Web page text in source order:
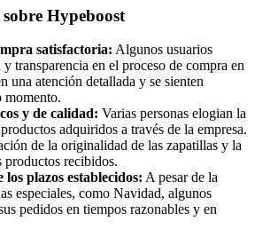
Hypeboost
satisfactoria: Algunos usuarios
transparencia en el proceso de compra en
una atención detallada y se sienten
momento.
y de calidad: Varias personas elogian la
adquiridos a través de la empresa.
de la originalidad de las zapatillas y la
productos recibidos.
plazos establecidos: A pesar de la
especiales, como Navidad, algunos
pedidos en tiempos razonables y en